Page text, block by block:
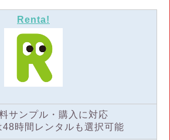
Renta!
サンプル・購入に対応
48時間レンタルも選択可能